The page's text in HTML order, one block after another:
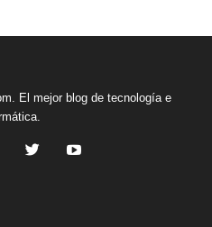
El mejor blog de tecnología e